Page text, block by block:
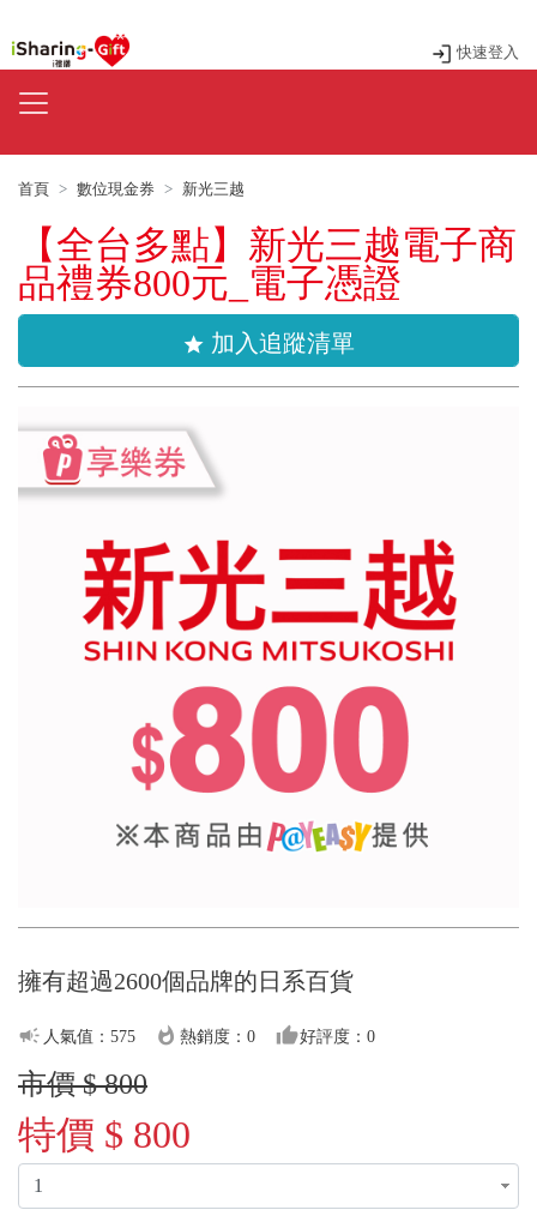
快速登入
首頁 數位現金券 新光三越
【全台多點】新光三越電子商
品禮券800元_電子憑證
star 加入追蹤清單
擁有超過2600個品牌的日系百貨
campaign 人氣值：575 whatshot 熱銷度：0 thumb_up好評度：0
市價 $ 800
特價 $ 800